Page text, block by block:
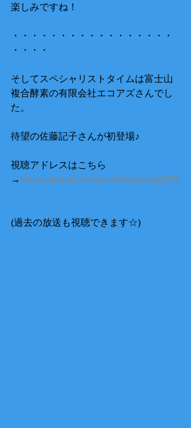
楽しみですね！
・・・・・・・・・・・・・・・・・
・・・・
そしてスペシャリストタイムは富士山
複合酵素の有限会社エコアズさんでし
た。
待望の佐藤記子さんが初登場♪
視聴アドレスはこちら
→www.ustream.tv/channel/sonoda2255
(過去の放送も視聴できます☆)